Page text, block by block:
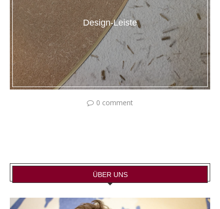
Design-Leiste
0 comment
ÜBER UNS